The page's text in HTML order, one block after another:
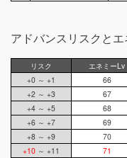
アドバンスリスクと
リスク
エネミーLv
+0 ～ +1
66
+2 ～ +3
67
+4 ～ +5
68
+6 ～ +7
69
+8 ～ +9
70
+10 ～ +11
71